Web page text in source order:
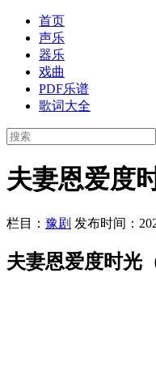
首页
声乐
器乐
戏曲
PDF乐谱
歌词大全
夫妻恩爱度
栏目： 豫剧 发布时间：
夫妻恩爱度时光